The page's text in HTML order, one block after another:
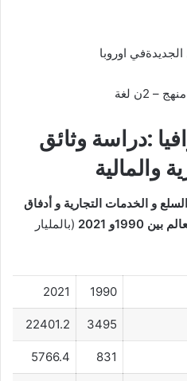
اوروبا
:دراسة وثائق
والمالية
أدفاق السلع و الخدمات التجارية و أدفاق
2021
(بالمليار
1990
2021
3495
22401.2
831
5766.4